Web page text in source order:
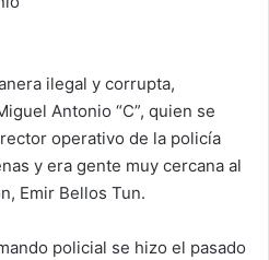
ilegal y corrupta,
Antonio “C”, quien se
operativo de la policía
y era gente muy cercana al
Emir Bellos Tun.
policial se hizo el pasado